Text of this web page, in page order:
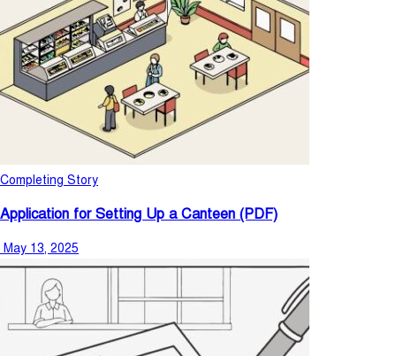
Completing Story
Application for Setting Up a Canteen (PDF)
May 13, 2025